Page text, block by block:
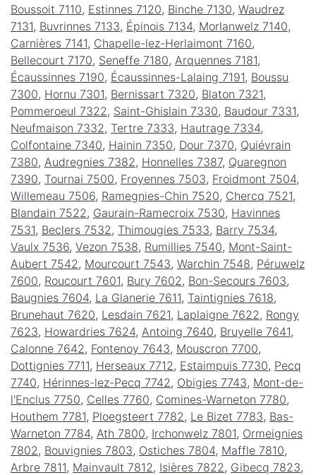
Boussoit 7110, Estinnes 7120, Binche 7130, Waudrez
7131, Buvrinnes 7133, Épinois 7134, Morlanwelz 7140,
Carnières 7141, Chapelle-lez-Herlaimont 7160,
Bellecourt 7170, Seneffe 7180, Arquennes 7181,
Écaussinnes 7190, Écaussinnes-Lalaing 7191, Boussu
7300, Hornu 7301, Bernissart 7320, Blaton 7321,
Pommeroeul 7322 , Saint-Ghislain 7330, Baudour 7331,
Neufmaison 7332 , Tertre 7333, Hautrage 7334,
Colfontaine 7340, Hainin 7350, Dour 7370, Quiévrain
7380, Audregnies 7382 , Honnelles 7387, Quaregnon
7390, Tournai 7500, Froyennes 7503, Froidmont 7504,
Willemeau 7506, Ramegnies-Chin 7520, Chercq 7521,
Blandain 7522 , Gaurain-Ramecroix 7530, Havinnes
7531, Beclers 7532 , Thimougies 7533, Barry 7534,
Vaulx 7536, Vezon 7538, Rumillies 7540, Mont-Saint-
Aubert 7542 , Mourcourt 7543, Warchin 7548, Péruwelz
7600, Roucourt 7601, Bury 7602 , Bon-Secours 7603,
Baugnies 7604, La Glanerie 7611, Taintignies 7618,
Brunehaut 7620, Lesdain 7621, Laplaigne 7622 , Rongy
7623, Howardries 7624, Antoing 7640, Bruyelle 7641,
Calonne 7642 , Fontenoy 7643, Mouscron 7700,
Dottignies 7711, Herseaux 7712 , Estaimpuis 7730, Pecq
7740, Hérinnes-lez-Pecq 7742 , Obigies 7743, Mont-de-
l'Enclus 7750, Celles 7760, Comines-Warneton 7780,
Houthem 7781, Ploegsteert 7782 , Le Bizet 7783, Bas-
Warneton 7784, Ath 7800, Irchonwelz 7801, Ormeignies
7802 , Bouvignies 7803, Ostiches 7804, Maffle 7810,
Arbre 7811, Mainvault 7812 , Isières 7822 , Gibecq 7823,